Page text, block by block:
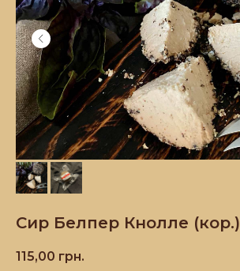
Сир Белпер Кнолле (кор.)
115,00 грн.